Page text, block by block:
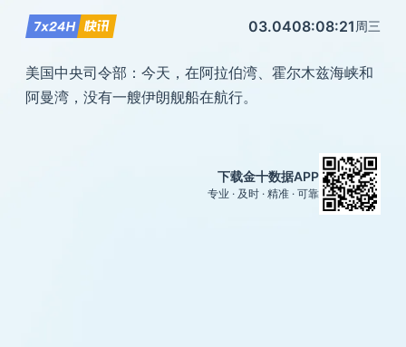
03.0408:08:21 周三
美国中央司令部：今天，在阿拉伯湾、霍尔木兹海峡和
阿曼湾，没有一艘伊朗舰船在航行。
下载金十数据APP
专业 · 及时 · 精准 · 可靠